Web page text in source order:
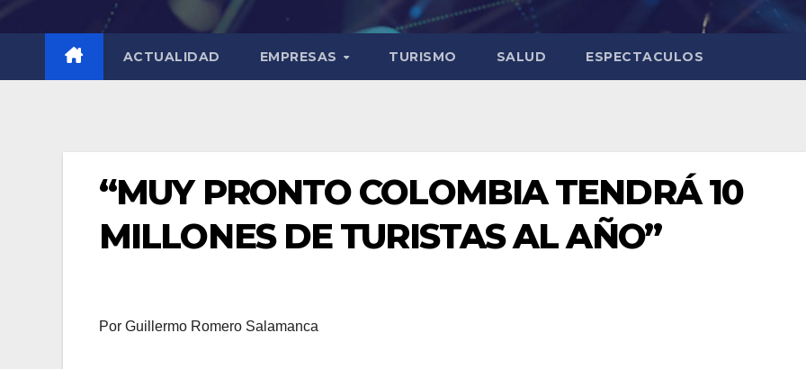
ACTUALIDAD EMPRESAS TURISMO SALUD ESPECTACULOS
“MUY PRONTO COLOMBIA TENDRÁ 10
MILLONES DE TURISTAS AL AÑO”
Por Guillermo Romero Salamanca